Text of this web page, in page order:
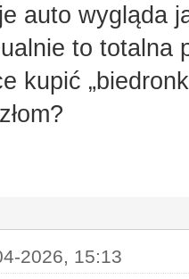
auto wygląda
to totalna
kupić
2026, 15:13